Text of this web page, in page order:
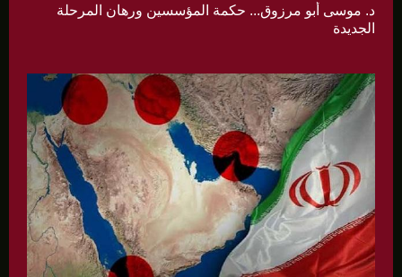
د. موسى أبو مرزوق... حكمة المؤسسين ورهان المرحلة
الجديدة